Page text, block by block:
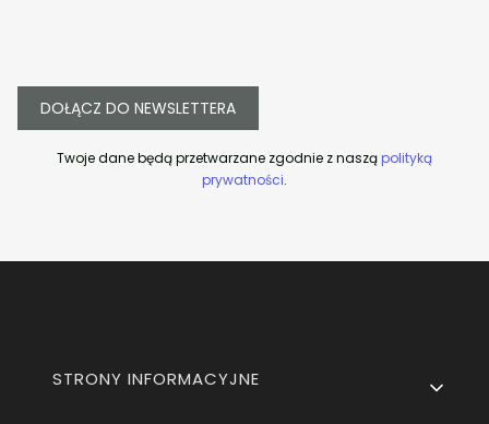
DOŁĄCZ DO NEWSLETTERA
Twoje dane będą przetwarzane zgodnie z nasząpolityką
prywatności.
Linki w stopce
STRONY INFORMACYJNE